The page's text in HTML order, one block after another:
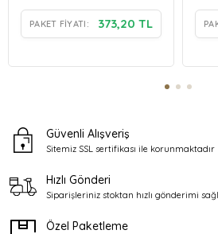
PAKET FIYATI: 373,20 TL
Güvenli Alışveriş
Sitemiz SSL sertifikası ile korunmaktadır
Hızlı Gönderi
Siparişleriniz stoktan hızlı gönderimi
Özel Paketleme